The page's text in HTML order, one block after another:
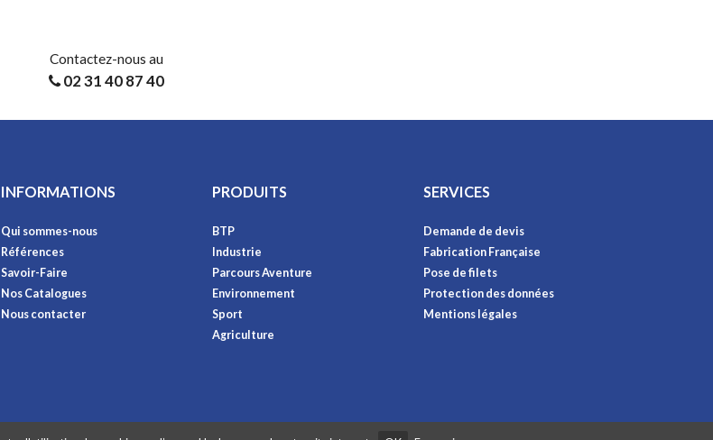
Contactez-nous au
02 31 40 87 40
INFORMATIONS
Qui sommes-nous
Références
Savoir-Faire
Nos Catalogues
Nous contacter
PRODUITS
BTP
Industrie
Parcours Aventure
Environnement
Sport
Agriculture
SERVICES
Demande de devis
Fabrication Française
Pose de filets
Protection des données
Mentions légales